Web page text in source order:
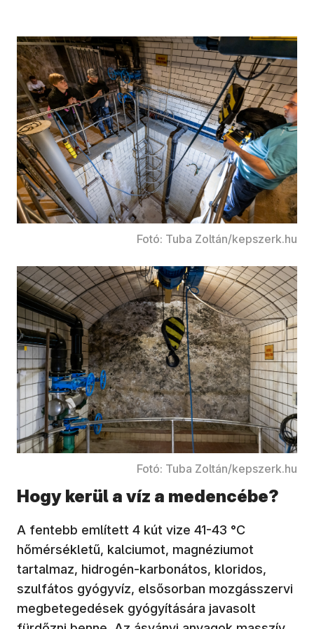
Fotó: Tuba Zoltán/kepszerk.hu
Fotó: Tuba Zoltán/kepszerk.hu
Hogy kerül a víz a medencébe?
A fentebb említett 4 kút vize 41-43 °C
hőmérsékletű, kalciumot, magnéziumot
tartalmaz, hidrogén-karbonátos, kloridos,
szulfátos gyógyvíz, elsősorban mozgásszervi
megbetegedések gyógyítására javasolt